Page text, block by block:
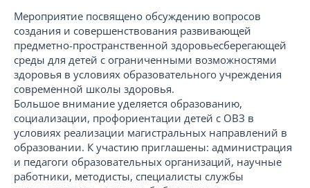
Мероприятие посвящено обсуждению вопросов
создания и совершенствования развивающей
предметно-пространственной здоровьесберегающей
среды для детей с ограниченными возможностями
здоровья в условиях образовательного учреждения
современной школы здоровья.
Большое внимание уделяется образованию,
социализации, профориентации детей с ОВЗ в
условиях реализации магистральных направлений в
образовании. К участию приглашены: администрация
и педагоги образовательных организаций, научные
работники, методисты, специалисты службы